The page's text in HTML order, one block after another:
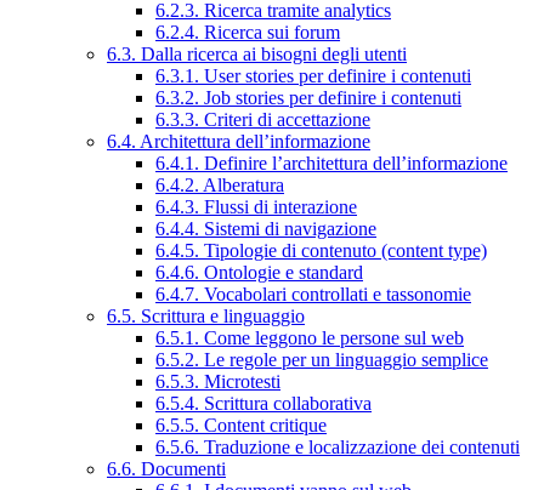
6.2.3. Ricerca tramite analytics
6.2.4. Ricerca sui forum
6.3. Dalla ricerca ai bisogni degli utenti
6.3.1. User stories per definire i contenuti
6.3.2. Job stories per definire i contenuti
6.3.3. Criteri di accettazione
6.4. Architettura dell’informazione
6.4.1. Definire l’architettura dell’informazione
6.4.2. Alberatura
6.4.3. Flussi di interazione
6.4.4. Sistemi di navigazione
6.4.5. Tipologie di contenuto (content type)
6.4.6. Ontologie e standard
6.4.7. Vocabolari controllati e tassonomie
6.5. Scrittura e linguaggio
6.5.1. Come leggono le persone sul web
6.5.2. Le regole per un linguaggio semplice
6.5.3. Microtesti
6.5.4. Scrittura collaborativa
6.5.5. Content critique
6.5.6. Traduzione e localizzazione dei contenuti
6.6. Documenti